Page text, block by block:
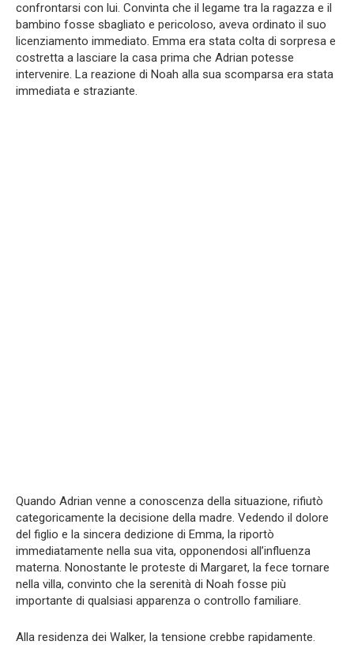
confrontarsi con lui. Convinta che il legame tra la ragazza e il
bambino fosse sbagliato e pericoloso, aveva ordinato il suo
licenziamento immediato. Emma era stata colta di sorpresa e
costretta a lasciare la casa prima che Adrian potesse
intervenire. La reazione di Noah alla sua scomparsa era stata
immediata e straziante.
Quando Adrian venne a conoscenza della situazione, rifiutò
categoricamente la decisione della madre. Vedendo il dolore
del figlio e la sincera dedizione di Emma, la riportò
immediatamente nella sua vita, opponendosi all’influenza
materna. Nonostante le proteste di Margaret, la fece tornare
nella villa, convinto che la serenità di Noah fosse più
importante di qualsiasi apparenza o controllo familiare.
Alla residenza dei Walker, la tensione crebbe rapidamente.